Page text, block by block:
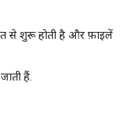
से शुरू होती है और फ़ाइलें
हैं.